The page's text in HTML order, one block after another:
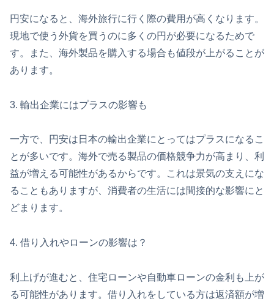
円安になると、海外旅行に行く際の費用が高くなります。
現地で使う外貨を買うのに多くの円が必要になるためで
す。また、海外製品を購入する場合も値段が上がることが
あります。
3. 輸出企業にはプラスの影響も
一方で、円安は日本の輸出企業にとってはプラスになるこ
とが多いです。海外で売る製品の価格競争力が高まり、利
益が増える可能性があるからです。これは景気の支えにな
ることもありますが、消費者の生活には間接的な影響にと
どまります。
4. 借り入れやローンの影響は？
利上げが進むと、住宅ローンや自動車ローンの金利も上が
る可能性があります。借り入れをしている方は返済額が増